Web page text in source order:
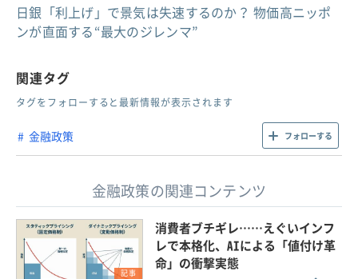
日銀「利上げ」で景気は失速するのか？ 物価高ニッポ
ンが直面する“最大のジレンマ”
関連タグ
タグをフォローすると最新情報が表示されます
金融政策 フォローする
金融政策の関連コンテンツ
記事
消費者ブチギレ……えぐいインフ
レで本格化、AIによる「値付け革
命」の衝撃実態